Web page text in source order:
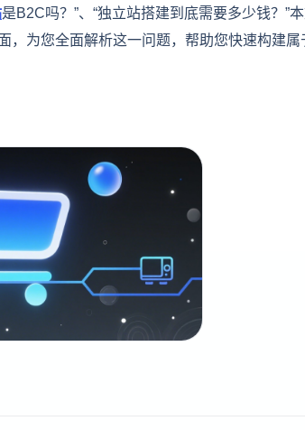
是B2C吗？”、“独立站搭建到底需要多少钱？”
，为您全面解析这一问题，帮助您快速构建